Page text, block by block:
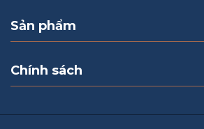
Sản phẩm
Chính sách